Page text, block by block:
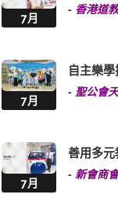
7月
- 香港道
7月
自主樂
- 聖公會
7月
善用多
- 新會商